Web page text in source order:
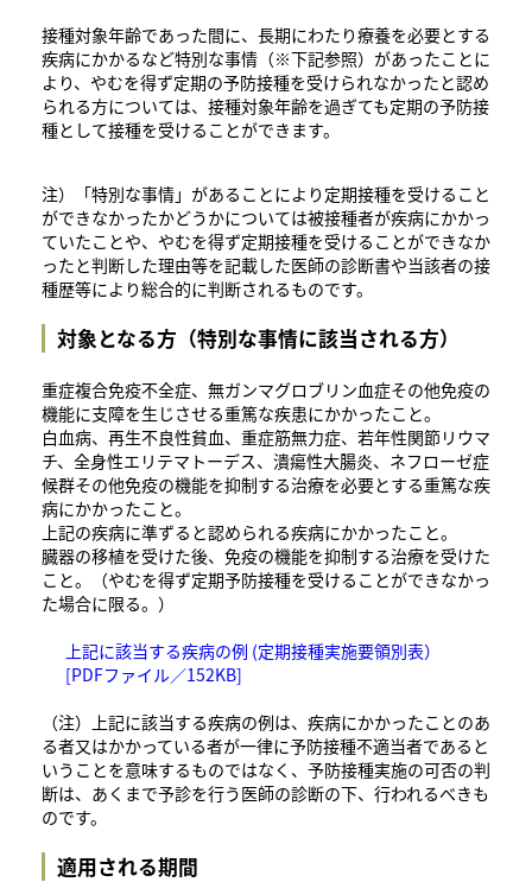
接種対象年齢であった間に、長期にわたり療養を必要とする
疾病にかかるなど特別な事情（※下記参照）があったことに
より、やむを得ず定期の予防接種を受けられなかったと認め
られる方については、接種対象年齢を過ぎても定期の予防接
種として接種を受けることができます。
​注）「特別な事情」があることにより定期接種を受けること
ができなかったかどうかについては被接種者が疾病にかかっ
ていたことや、やむを得ず定期接種を受けることができなか
ったと判断した理由等を記載した医師の診断書や当該者の接
種歴等により総合的に判断されるものです。
対象となる方（特別な事情に該当される方）
重症複合免疫不全症、無ガンマグロブリン血症その他免疫の
機能に支障を生じさせる重篤な疾患にかかったこと。
白血病、再生不良性貧血、重症筋無力症、若年性関節リウマ
チ、全身性エリテマトーデス、潰瘍性大腸炎、ネフローゼ症
候群その他免疫の機能を抑制する治療を必要とする重篤な疾
病にかかったこと。
上記の疾病に準ずると認められる疾病にかかったこと。
臓器の移植を受けた後、免疫の機能を抑制する治療を受けた
こと。（やむを得ず定期予防接種を受けることができなかっ
た場合に限る。）
上記に該当する疾病の例 (定期接種実施要領別表）
[PDFファイル／152KB]
（注）上記に該当する疾病の例は、疾病にかかったことのあ
る者又はかかっている者が一律に予防接種不適当者であると
いうことを意味するものではなく、予防接種実施の可否の判
断は、あくまで予診を行う医師の診断の下、行われるべきも
のです。
適用される期間